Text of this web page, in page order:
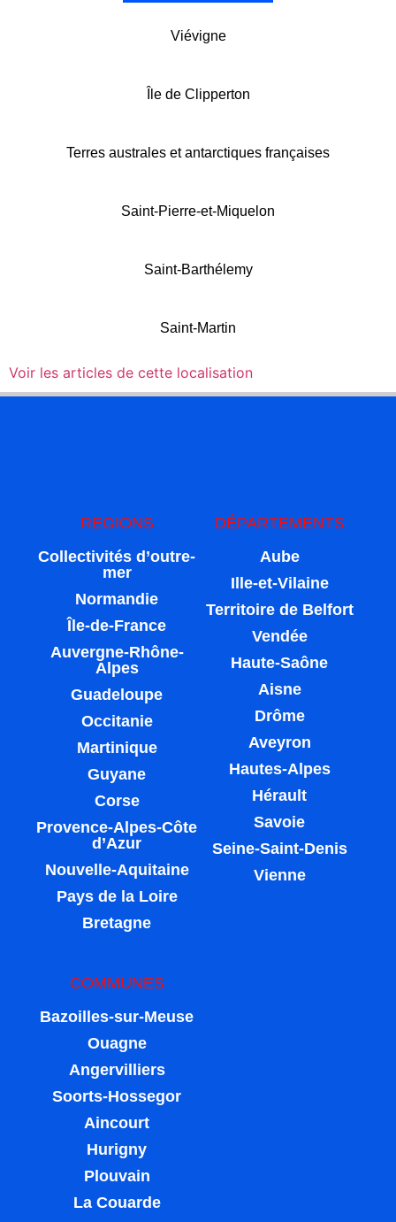
Viévigne
Île de Clipperton
Terres australes et antarctiques françaises
Saint-Pierre-et-Miquelon
Saint-Barthélemy
Saint-Martin
Voir les articles de cette localisation
REGIONS
Collectivités d’outre-
mer
Normandie
Île-de-France
Auvergne-Rhône-
Alpes
Guadeloupe
Occitanie
Martinique
Guyane
Corse
Provence-Alpes-Côte
d’Azur
Nouvelle-Aquitaine
Pays de la Loire
Bretagne
DÉPARTEMENTS
Aube
Ille-et-Vilaine
Territoire de Belfort
Vendée
Haute-Saône
Aisne
Drôme
Aveyron
Hautes-Alpes
Hérault
Savoie
Seine-Saint-Denis
Vienne
COMMUNES
Bazoilles-sur-Meuse
Ouagne
Angervilliers
Soorts-Hossegor
Aincourt
Hurigny
Plouvain
La Couarde